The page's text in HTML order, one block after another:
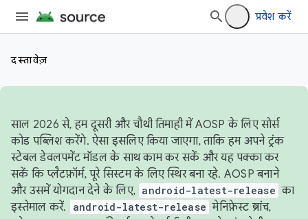
प्रवेश करें
दस्तावेज़
साल 2026 से, हम दूसरी और चौथी तिमाही में AOSP के लिए सोर्स
कोड पब्लिश करेंगे. ऐसा इसलिए किया जाएगा, ताकि हम अपने ट्रंक
स्टेबल डेवलपमेंट मॉडल के साथ काम कर सकें और यह पक्का कर
सकें कि प्लैटफ़ॉर्म, पूरे सिस्टम के लिए स्थिर बना रहे. AOSP बनाने
और उसमें योगदान देने के लिए, android-latest-release का
इस्तेमाल करें.
android-latest-release मेनिफ़ेस्ट ब्रांच,